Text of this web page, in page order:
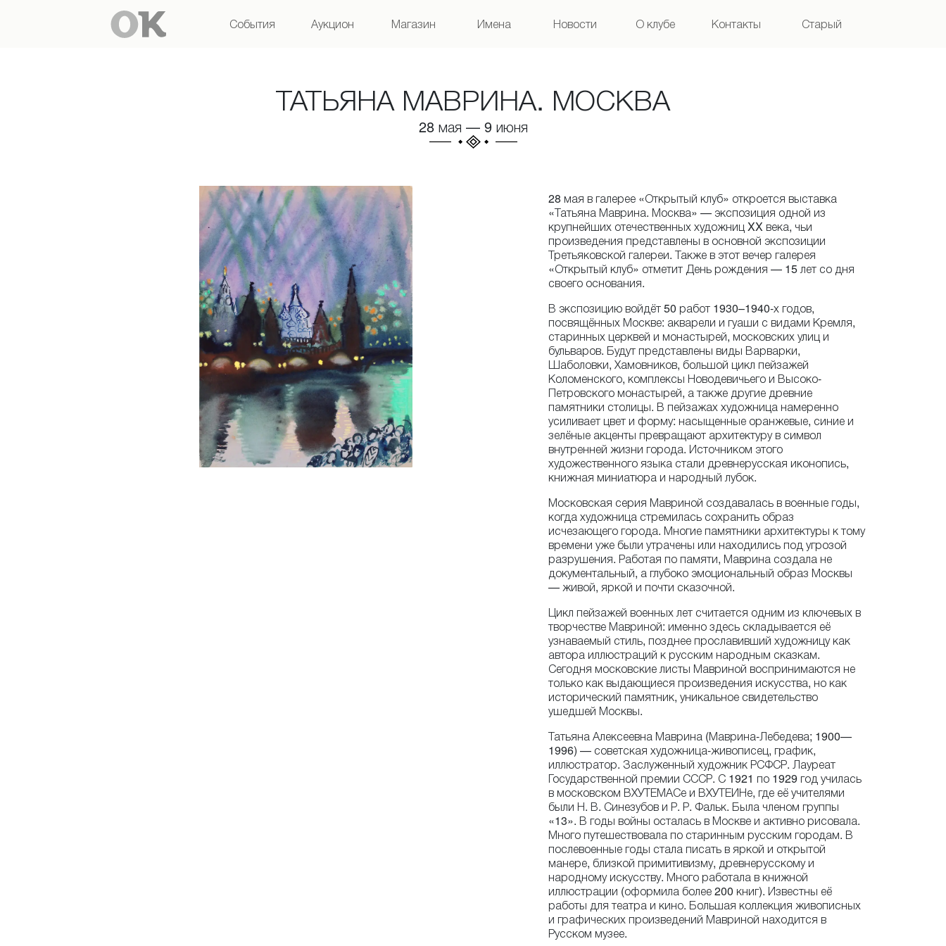
События Аукцион Магазин Имена Новости О клубе Контакты Старый
ТАТЬЯНА МАВРИНА. МОСКВА
28 мая — 9 июня
28 мая в галерее «Открытый клуб» откроется выставка
«Татьяна Маврина. Москва» — экспозиция одной из
крупнейших отечественных художниц XX века, чьи
произведения представлены в основной экспозиции
Третьяковской галереи. Также в этот вечер галерея
«Открытый клуб» отметит День рождения — 15 лет со дня
своего основания.
В экспозицию войдёт 50 работ 1930–1940-х годов,
посвящённых Москве: акварели и гуаши с видами Кремля,
старинных церквей и монастырей, московских улиц и
бульваров. Будут представлены виды Варварки,
Шаболовки, Хамовников, большой цикл пейзажей
Коломенского, комплексы Новодевичьего и Высоко-
Петровского монастырей, а также другие древние
памятники столицы. В пейзажах художница намеренно
усиливает цвет и форму: насыщенные оранжевые, синие и
зелёные акценты превращают архитектуру в символ
внутренней жизни города. Источником этого
художественного языка стали древнерусская иконопись,
книжная миниатюра и народный лубок.
Московская серия Мавриной создавалась в военные годы,
когда художница стремилась сохранить образ
исчезающего города. Многие памятники архитектуры к тому
времени уже были утрачены или находились под угрозой
разрушения. Работая по памяти, Маврина создала не
документальный, а глубоко эмоциональный образ Москвы
— живой, яркой и почти сказочной.
Цикл пейзажей военных лет считается одним из ключевых в
творчестве Мавриной: именно здесь складывается её
узнаваемый стиль, позднее прославивший художницу как
автора иллюстраций к русским народным сказкам.
Сегодня московские листы Мавриной воспринимаются не
только как выдающиеся произведения искусства, но как
исторический памятник, уникальное свидетельство
ушедшей Москвы.
Татьяна Алексеевна Маврина (Маврина-Лебедева; 1900—
1996) — советская художница-живописец, график,
иллюстратор. Заслуженный художник РСФСР. Лауреат
Государственной премии СССР. С 1921 по 1929 год училась
в московском ВХУТЕМАСе и ВХУТЕИНе, где её учителями
были Н. В. Синезубов и Р. Р. Фальк. Была членом группы
«13». В годы войны осталась в Москве и активно рисовала.
Много путешествовала по старинным русским городам. В
послевоенные годы стала писать в яркой и открытой
манере, близкой примитивизму, древнерусскому и
народному искусству. Много работала в книжной
иллюстрации (оформила более 200 книг). Известны её
работы для театра и кино. Большая коллекция живописных
и графических произведений Мавриной находится в
Русском музее.